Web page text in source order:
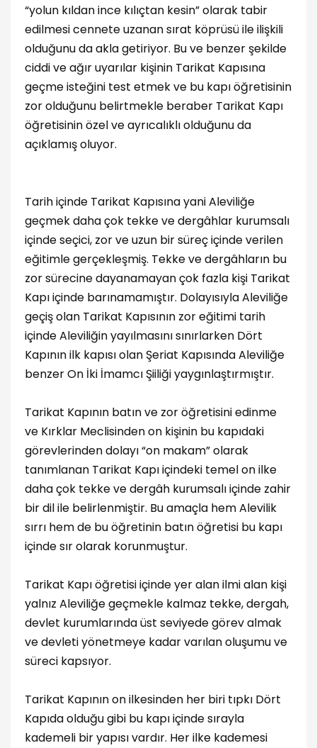
“yolun kıldan ince kılıçtan kesin” olarak tabir
edilmesi cennete uzanan sırat köprüsü ile ilişkili
olduğunu da akla getiriyor. Bu ve benzer şekilde
ciddi ve ağır uyarılar kişinin Tarikat Kapısına
geçme isteğini test etmek ve bu kapı öğretisinin
zor olduğunu belirtmekle beraber Tarikat Kapı
öğretisinin özel ve ayrıcalıklı olduğunu da
açıklamış oluyor.
Tarih içinde Tarikat Kapısına yani Aleviliğe
geçmek daha çok tekke ve dergâhlar kurumsalı
içinde seçici, zor ve uzun bir süreç içinde verilen
eğitimle gerçekleşmiş. Tekke ve dergâhların bu
zor sürecine dayanamayan çok fazla kişi Tarikat
Kapı içinde barınamamıştır. Dolayısıyla Aleviliğe
geçiş olan Tarikat Kapısının zor eğitimi tarih
içinde Aleviliğin yayılmasını sınırlarken Dört
Kapının ilk kapısı olan Şeriat Kapısında Aleviliğe
benzer On İki İmamcı Şiiliği yaygınlaştırmıştır.
Tarikat Kapının batın ve zor öğretisini edinme
ve Kırklar Meclisinden on kişinin bu kapıdaki
görevlerinden dolayı “on makam” olarak
tanımlanan Tarikat Kapı içindeki temel on ilke
daha çok tekke ve dergâh kurumsalı içinde zahir
bir dil ile belirlenmiştir. Bu amaçla hem Alevilik
sırrı hem de bu öğretinin batın öğretisi bu kapı
içinde sır olarak korunmuştur.
Tarikat Kapı öğretisi içinde yer alan ilmi alan kişi
yalnız Aleviliğe geçmekle kalmaz tekke, dergah,
devlet kurumlarında üst seviyede görev almak
ve devleti yönetmeye kadar varılan oluşumu ve
süreci kapsıyor.
Tarikat Kapının on ilkesinden her biri tıpkı Dört
Kapıda olduğu gibi bu kapı içinde sırayla
kademeli bir yapısı vardır. Her ilke kademesi